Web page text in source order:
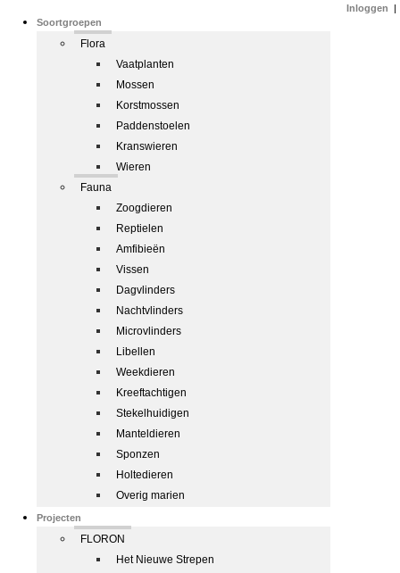
Soortgroepen
Flora
Vaatplanten
Mossen
Korstmossen
Paddenstoelen
Kranswieren
Wieren
Fauna
Zoogdieren
Reptielen
Amfibieën
Vissen
Dagvlinders
Nachtvlinders
Microvlinders
Libellen
Weekdieren
Kreeftachtigen
Stekelhuidigen
Manteldieren
Sponzen
Holtedieren
Overig marien
Projecten
FLORON
Het Nieuwe Strepen
Inloggen |